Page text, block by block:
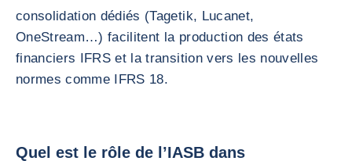
consolidation dédiés (Tagetik, Lucanet,
OneStream…) facilitent la production des états
financiers IFRS et la transition vers les nouvelles
normes comme IFRS 18.
Quel est le rôle de l’IASB dans